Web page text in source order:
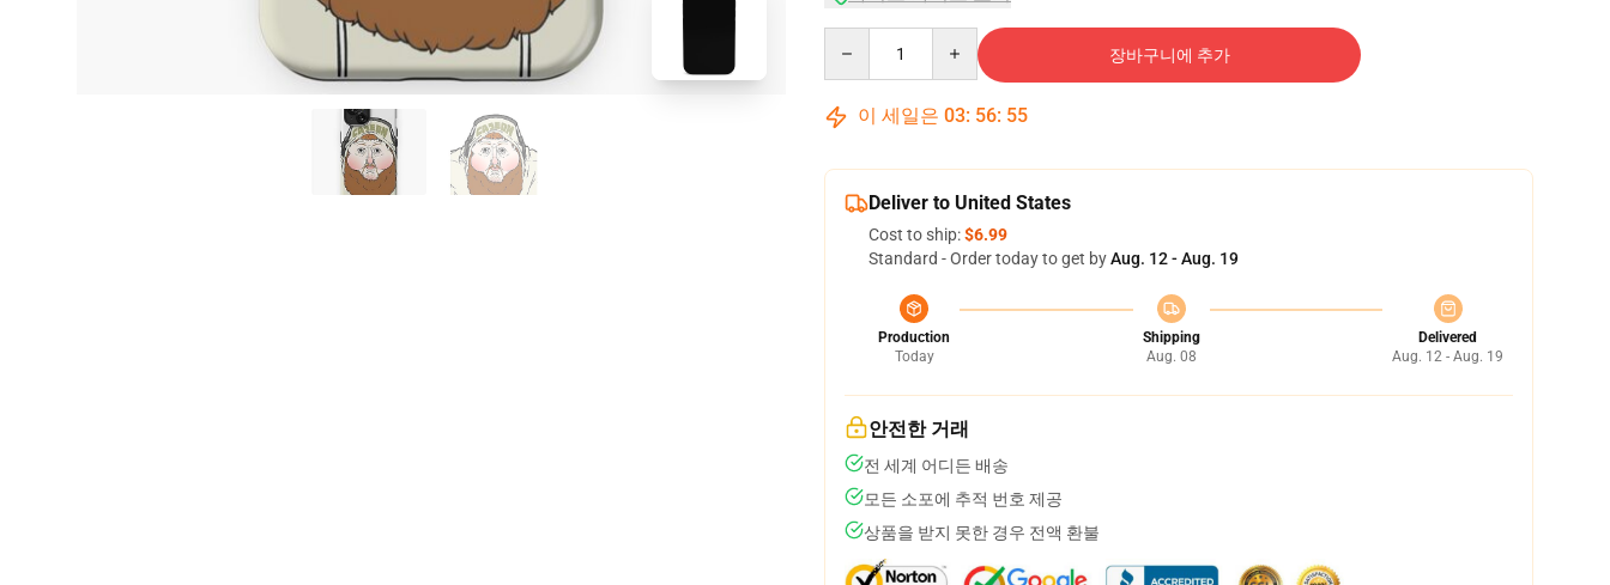
장바구니에 추가
이 세일은 03: 56: 54
Deliver to United States
Cost to ship:$6.99
Standard - Order today to get byAug. 12 - Aug. 19
Production
Today
Shipping
Aug. 08
Delivered
Aug. 12 - Aug. 19
안전한 거래
전 세계 어디든 배송
모든 소포에 추적 번호 제공
상품을 받지 못한 경우 전액 환불